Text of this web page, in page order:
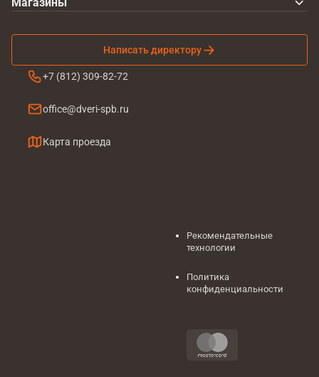
Написать директору
+7 (812) 309-82-72
office@dveri-spb.ru
Карта проезда
Рекомендательные
технологии
Политика
конфиденциальности